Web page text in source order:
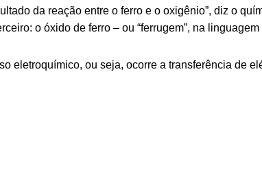
da reação entre o ferro e o oxigênio”, diz o
o óxido de ferro – ou “ferrugem”, na linguagem
eletroquímico, ou seja, ocorre a transferência de